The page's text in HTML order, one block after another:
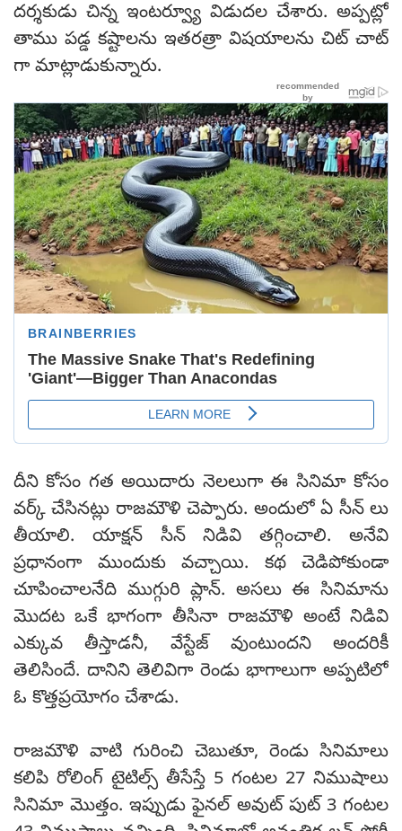
దర్శకుడు చిన్న ఇంటర్వ్యూ విడుదల చేశారు. అప్పట్లో
తాము పడ్డ కష్టాలను ఇతరత్రా విషయాలను చిట్ చాట్
గా మాట్లాడుకున్నారు.
దీని కోసం గత అయిదారు నెలలుగా ఈ సినిమా కోసం
వర్క్ చేసినట్లు రాజమౌళి చెప్పారు. అందులో ఏ సీన్ లు
తీయాలి. యాక్షన్ సీన్ నిడివి తగ్గించాలి. అనేవి
ప్రధానంగా ముందుకు వచ్చాయి. కథ చెడిపోకుండా
చూపించాలనేది ముగ్గురి ప్లాన్. అసలు ఈ సినిమాను
మొదట ఒకే భాగంగా తీసినా రాజమౌళి అంటే నిడివి
ఎక్కువ తీస్తాడనీ, వేస్టేజ్ వుంటుందని అందరికీ
తెలిసిందే. దానిని తెలివిగా రెండు భాగాలుగా అప్పటిలో
ఓ కొత్తప్రయోగం చేశాడు.
రాజమౌళి వాటి గురించి చెబుతూ, రెండు సినిమాలు
కలిపి రోలింగ్ టైటిల్స్ తీసేస్తే 5 గంటల 27 నిముషాలు
సినిమా మొత్తం. ఇప్పుడు ఫైనల్ అవుట్ పుట్ 3 గంటల